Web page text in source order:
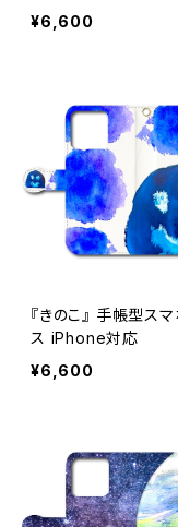
¥6,600
『きのこ』 手帳型ス
ス iPhone対応
¥6,600